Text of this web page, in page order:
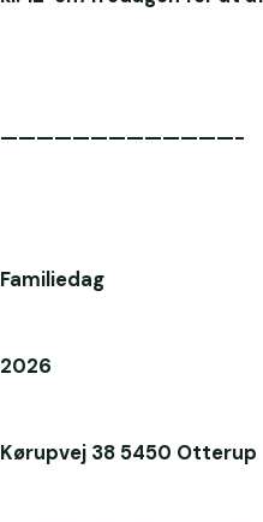
—————————————-
Familiedag
28
2026
på
Kørupvej 38 5450 Otterup